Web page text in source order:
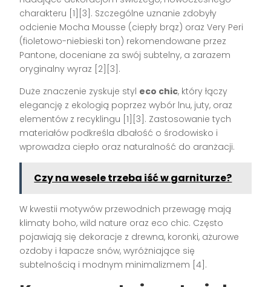
charakteru [1][3] . Szczególne uznanie zdobyły
odcienie Mocha Mousse (ciepły brąz) oraz Very Peri
(fioletowo-niebieski ton) rekomendowane przez
Pantone, doceniane za swój subtelny, a zarazem
oryginalny wyraz [2][3] .
Duże znaczenie zyskuje styl eco chic, który łączy
elegancję z ekologią poprzez wybór lnu, juty, oraz
elementów z recyklingu [1][3] . Zastosowanie tych
materiałów podkreśla dbałość o środowisko i
wprowadza ciepło oraz naturalność do aranżacji.
Czy na wesele trzeba iść w garniturze?
W kwestii motywów przewodnich przewagę mają
klimaty boho, wild nature oraz eco chic. Często
pojawiają się dekoracje z drewna, koronki, ażurowe
ozdoby i łapacze snów, wyróżniające się
subtelnością i modnym minimalizmem [4] .